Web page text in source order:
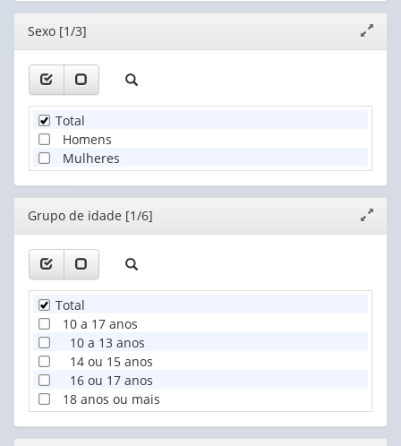
Editor
janela
Sexo [1/3]
Total
Homens
Mulheres
Editor
janela
Grupo de idade [1/6]
Total
10 a 17 anos
10 a 13 anos
14 ou 15 anos
16 ou 17 anos
18 anos ou mais